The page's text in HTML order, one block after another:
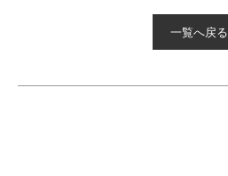
一覧へ戻る